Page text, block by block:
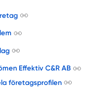
Effektiv C&R AB
företagsprofilen